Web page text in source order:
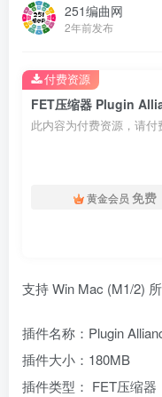
251编曲网
2年前发布
FET压缩器 Plugin
此内容为付费资源，请付
黄金会员 免费
付费资源
支持 Win Mac (M1/2)
插件名称：Plugin
插件大小：180MB
插件类型： FET压缩器